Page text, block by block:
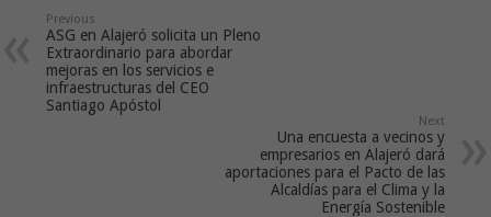
Previous
ASG en Alajeró solicita un Pleno
Extraordinario para abordar
mejoras en los servicios e
infraestructuras del CEO
Santiago Apóstol
Next
Una encuesta a vecinos y
empresarios en Alajeró dará
aportaciones para el Pacto de las
Alcaldías para el Clima y la
Energía Sostenible